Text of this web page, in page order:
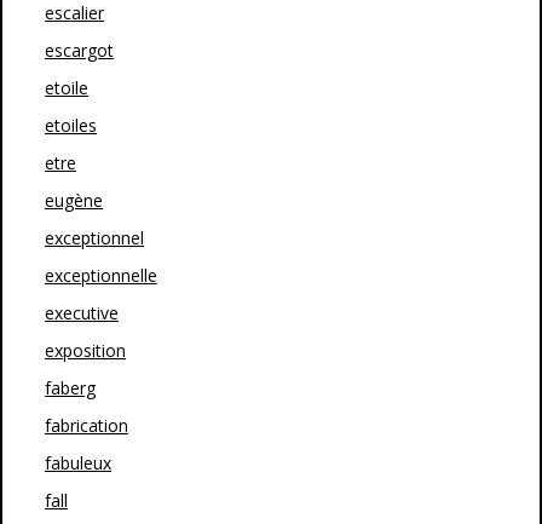
escalier
escargot
etoile
etoiles
etre
eugène
exceptionnel
exceptionnelle
executive
exposition
faberg
fabrication
fabuleux
fall